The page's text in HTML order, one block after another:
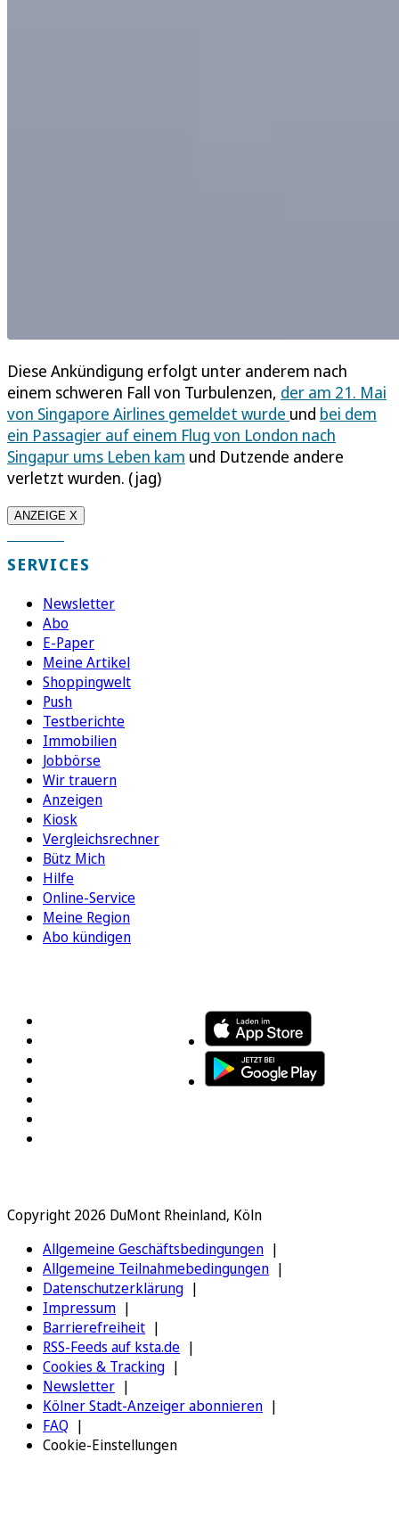
Diese Ankündigung erfolgt unter anderem nach
einem schweren Fall von Turbulenzen, der am 21. Mai
von Singapore Airlines gemeldet wurde und bei dem
ein Passagier auf einem Flug von London nach
Singapur ums Leben kam und Dutzende andere
verletzt wurden. (jag)
ANZEIGE X
SERVICES
Newsletter
Abo
E-Paper
Meine Artikel
Shoppingwelt
Push
Testberichte
Immobilien
Jobbörse
Wir trauern
Anzeigen
Kiosk
Vergleichsrechner
Bütz Mich
Hilfe
Online-Service
Meine Region
Abo kündigen
Copyright 2026 DuMont Rheinland, Köln
Allgemeine Geschäftsbedingungen
Allgemeine Teilnahmebedingungen
Datenschutzerklärung
Impressum
Barrierefreiheit
RSS-Feeds auf ksta.de
Cookies & Tracking
Newsletter
Kölner Stadt-Anzeiger abonnieren
FAQ
Cookie-Einstellungen